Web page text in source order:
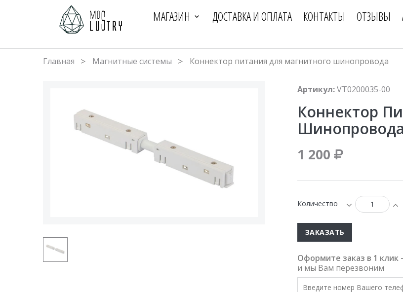
МАГАЗИН ДОСТАВКА И ОПЛАТА КОНТАКТЫ ОТЗЫВЫ
Главная Магнитные системы Коннектор питания для магнитного шинопровода
Артикул:VT0200035-00
Коннектор
Шинопровода
1 200
Количество
ЗАКАЗАТЬ
Оформите заказ в 1 клик
и мы Вам перезвоним